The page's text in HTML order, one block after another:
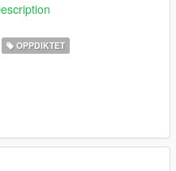
pinze dei freni
veniva danneggiata
OPPDIKTET